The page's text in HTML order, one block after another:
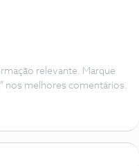
relevante. Marque
nos melhores comentários.